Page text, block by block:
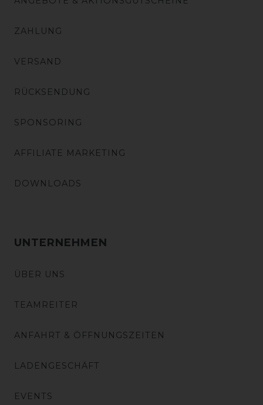
ZAHLUNG
VERSAND
RÜCKSENDUNG
SPONSORING
AFFILIATE MARKETING
DOWNLOADS
UNTERNEHMEN
ÜBER UNS
TEAMREITER
ANFAHRT & ÖFFNUNGSZEITEN
LADENGESCHÄFT
EVENTS